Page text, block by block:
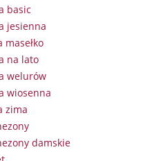
basic
jesienna
masełko
na lato
welurów
wiosenna
zima
damskie